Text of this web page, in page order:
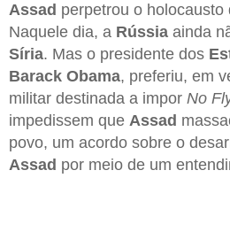
Assad perpetrou o holocausto
Naquele dia, a Rússia ainda
Síria. Mas o presidente dos
Barack Obama, preferiu, em
militar destinada a impor No
impedissem que Assad
povo, um acordo sobre o
Assad por meio de um